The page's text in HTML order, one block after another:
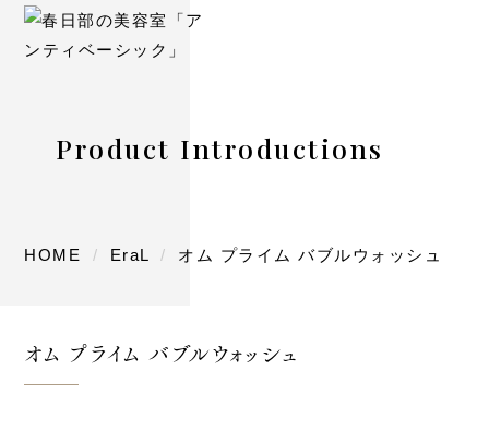
Product Introductions
HOME EraL オム プライム バブルウォッシュ
オム プライム バブルウォッシュ